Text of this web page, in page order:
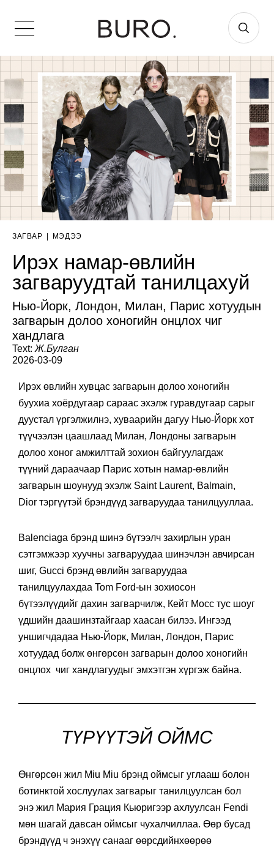
ЗАГВАР МЭДЭЭ
Ирэх намар-өвлийн
загваруудтай танилцахуй
Нью-Йорк, Лондон, Милан, Парис хотуудын
загварын долоо хоногийн онцлох чиг
хандлага
Text: Ж.Булган
2026-03-09
Ирэх өвлийн хувцас загварын долоо хоногийн
буухиа хоёрдугаар сараас эхэлж гуравдугаар сарыг
дуустал үргэлжилнэ, хуваарийн дагуу Нью-Йорк хот
түүчээлэн цаашлаад Милан, Лондоны загварын
долоо хоног амжилттай зохион байгуулагдаж
түүний дараачаар Парис хотын намар-өвлийн
загварын шоунууд эхэлж Saint Laurent, Balmain,
Dior тэргүүтэй брэндүүд загваруудаа танилцууллаа.
Balenciaga брэнд шинэ бүтээлч захирлын уран
сэтгэмжээр хуучны загваруудаа шинэчлэн авчирсан
шиг, Gucci брэнд өвлийн загваруудаа
танилцуулахдаа Tom Ford-ын зохиосон
бүтээлүүдийг дахин загварчилж, Кейт Мосс тус шоуг
үдшийн даашинзтайгаар хаасан билээ. Ингээд
уншигчдадаа Нью-Йорк, Милан, Лондон, Парис
хотуудад болж өнгөрсөн загварын долоо хоногийн
онцлох чиг хандлагуудыг эмхэтгэн хүргэж байна.
ТҮРҮҮТЭЙ ОЙМС
Өнгөрсөн жил Miu Miu брэнд оймсыг углааш болон
ботинктой хослуулах загварыг танилцуулсан бол
энэ жил Мария Грация Кьюригээр ахлуулсан Fendi
мөн шагай давсан оймсыг чухалчиллаа. Өөр бусад
брэндүүд ч энэхүү санааг өөрсдийнхөөрөө